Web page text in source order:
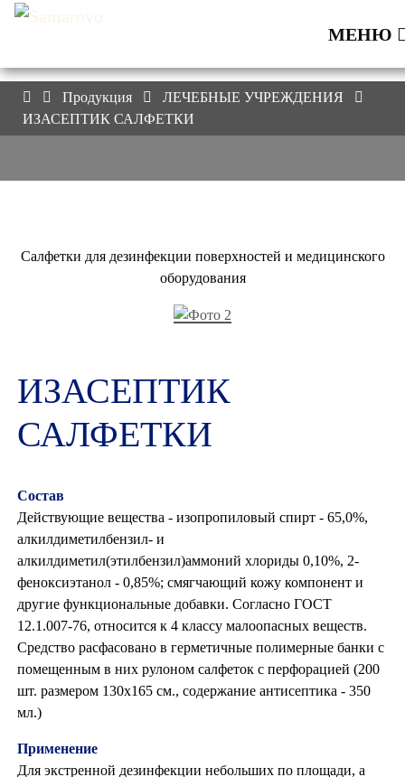
МЕНЮ
Продукция
ЛЕЧЕБНЫЕ УЧРЕЖДЕНИЯ
ИЗАСЕПТИК САЛФЕТКИ
Салфетки для дезинфекции поверхностей и медицинского
оборудования
ИЗАСЕПТИК
САЛФЕТКИ
Состав
Действующие вещества - изопропиловый спирт - 65,0%,
алкилдиметилбензил- и
алкилдиметил(этилбензил)аммоний хлориды 0,10%, 2-
феноксиэтанол - 0,85%; смягчающий кожу компонент и
другие функциональные добавки. Согласно ГОСТ
12.1.007-76, относится к 4 классу малоопасных веществ.
Средство расфасовано в герметичные полимерные банки с
помещенным в них рулоном салфеток с перфорацией (200
шт. размером 130х165 см., содержание антисептика - 350
мл.)
Применение
Для экстренной дезинфекции небольших по площади, а